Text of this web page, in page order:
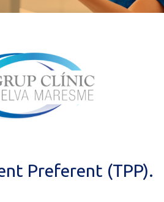
Preferent (TPP).